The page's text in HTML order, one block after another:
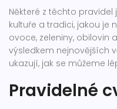
Některé z těchto
kultuře a tradici, jakou je
ovoce, zeleniny, obilovin
výsledkem nejnovějších
ukazují, jak se můžeme
Pravidelné